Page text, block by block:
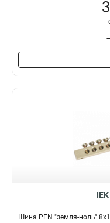
Шина PEN "земля-ноль"